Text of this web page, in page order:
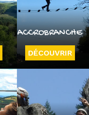
ACCROBRANCHE
DÉCOUVRIR